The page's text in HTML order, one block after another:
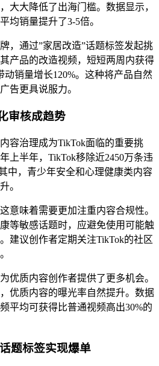
大大降低了出海门槛。数据显示，
均销量提升了3-5倍。
，通过”家居改造”话题标签发起挑
产品的改造视频，短短两周内获得
动销量增长120%。这种将产品自然
告更具说服力。
审核成趋势
容治理成为TikTok面临的重要挑
上半年，TikTok移除近2450万条违
中，青少年安全和心理健康类内容
。
意味着需要更加注重内容合规性。
等敏感话题时，应避免使用可能触
建议创作者定期关注TikTok的社区
优质内容创作者提供了更多机会。
优质内容的曝光率自然提升。数据
平均可获得比普通视频高出30%的
题标签实现爆单